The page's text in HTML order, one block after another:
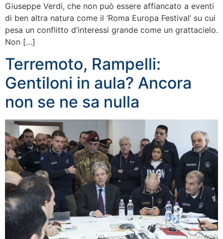
Giuseppe Verdi, che non può essere affiancato a eventi
di ben altra natura come il ‘Roma Europa Festival’ su cui
pesa un conflitto d’interessi grande come un grattacielo.
Non […]
Terremoto, Rampelli:
Gentiloni in aula? Ancora
non se ne sa nulla